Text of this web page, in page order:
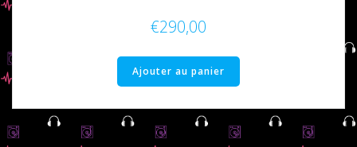
€290,00
Ajouter au panier